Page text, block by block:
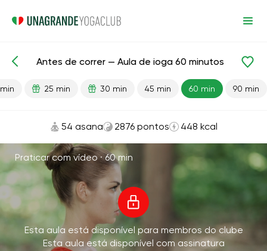
Aulas prontas Esporte Correndo
Antes de correr — Aula de ioga 60 minutos
25 min 30 min 45 min 60 min 90 min
54 asana 2876 pontos 448 kcal
Praticar com vídeo ·60 min
Esta aula está disponível para membros do clube
Esta aula está disponível com assinatura